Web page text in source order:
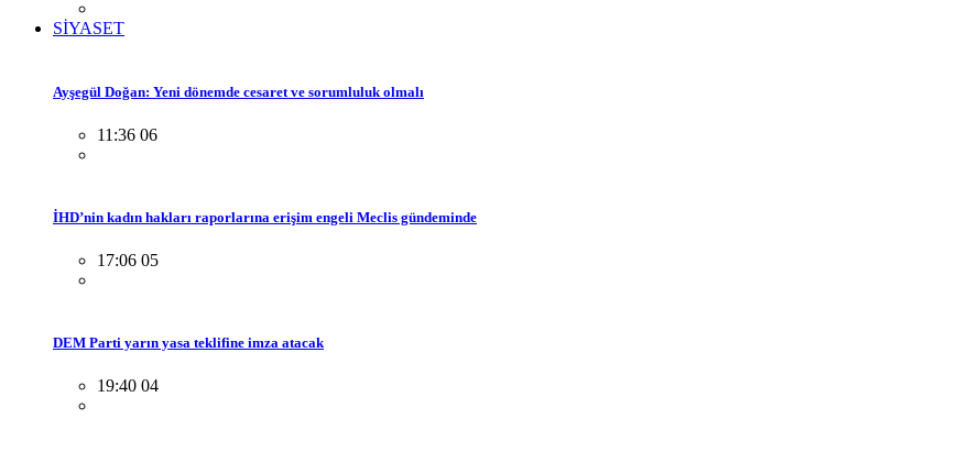
SİYASET
Ayşegül Doğan: Yeni dönemde cesaret ve sorumluluk olmalı
11:36 06
İHD’nin kadın hakları raporlarına erişim engeli Meclis gündeminde
17:06 05
DEM Parti yarın yasa teklifine imza atacak
19:40 04